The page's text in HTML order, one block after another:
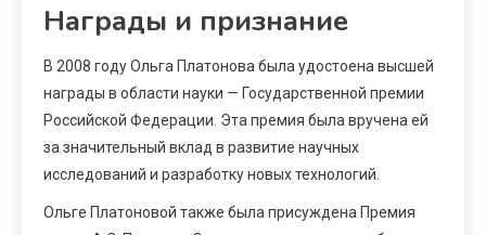
Награды и признание
В 2008 году Ольга Платонова была удостоена высшей
награды в области науки — Государственной премии
Российской Федерации. Эта премия была вручена ей
за значительный вклад в развитие научных
исследований и разработку новых технологий.
Ольге Платоновой также была присуждена Премия